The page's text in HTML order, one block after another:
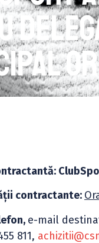
contractante:
e-mail
811,